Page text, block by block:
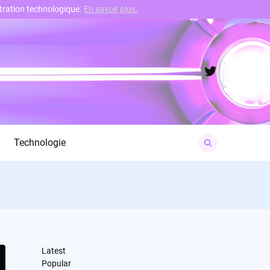
Twitter
Technologie
for:
Latest
Popular
technologique. En savoir plus.